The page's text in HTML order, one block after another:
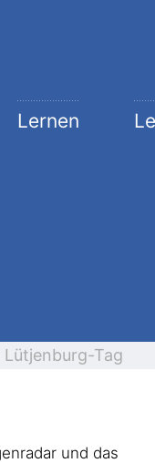
Lernen
Lütjenburg-Tag
und das